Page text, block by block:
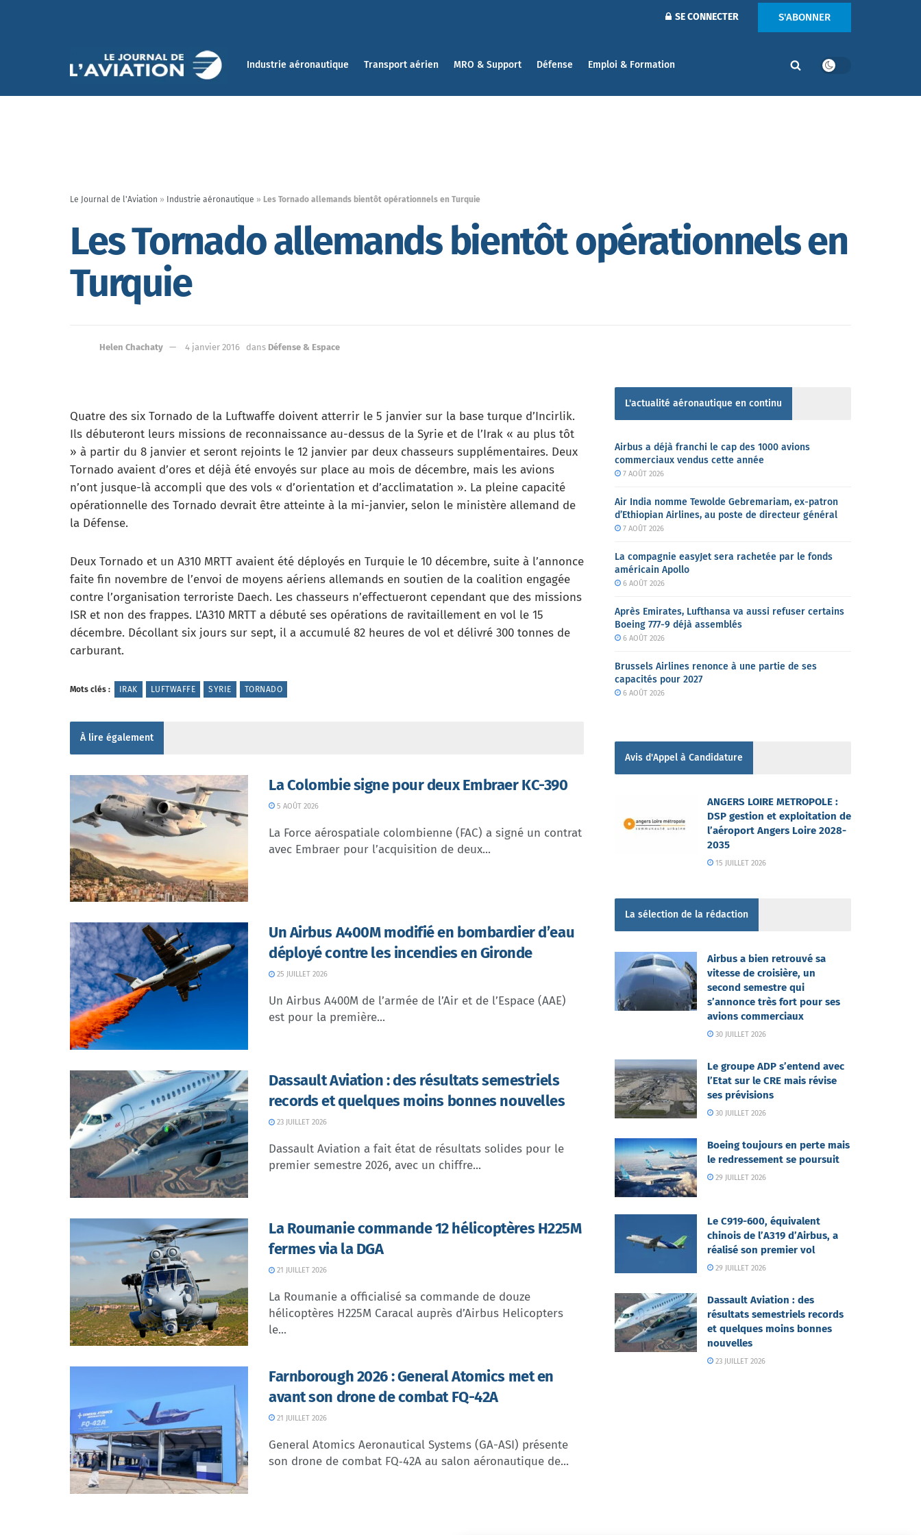
SE CONNECTER S'ABONNER
Industrie aéronautique Transport aérien MRO & Support Défense Emploi & Formation
Le Journal de l'Aviation » Industrie aéronautique » Les Tornado allemands bientôt opérationnels en Turquie
Les Tornado allemands bientôt opérationnels en
Turquie
Helen Chachaty 4 janvier 2016 dans Défense & Espace
Quatre des six Tornado de la Luftwaffe doivent atterrir le 5 janvier sur la base turque d’Incirlik.
Ils débuteront leurs missions de reconnaissance au-dessus de la Syrie et de l’Irak « au plus tôt
» à partir du 8 janvier et seront rejoints le 12 janvier par deux chasseurs supplémentaires. Deux
Tornado avaient d’ores et déjà été envoyés sur place au mois de décembre, mais les avions
n’ont jusque-là accompli que des vols « d’orientation et d’acclimatation ». La pleine capacité
opérationnelle des Tornado devrait être atteinte à la mi-janvier, selon le ministère allemand de
la Défense.
Deux Tornado et un A310 MRTT avaient été déployés en Turquie le 10 décembre, suite à l’annonce
faite fin novembre de l’envoi de moyens aériens allemands en soutien de la coalition engagée
contre l’organisation terroriste Daech. Les chasseurs n’effectueront cependant que des missions
ISR et non des frappes. L’A310 MRTT a débuté ses opérations de ravitaillement en vol le 15
décembre. Décollant six jours sur sept, il a accumulé 82 heures de vol et délivré 300 tonnes de
carburant.
Mots clés : IRAK LUFTWAFFE SYRIE TORNADO
À lire également
La Colombie signe pour deux Embraer KC-390
5 AOÛT 2026
La Force aérospatiale colombienne (FAC) a signé un contrat
avec Embraer pour l’acquisition de deux...
Un Airbus A400M modifié en bombardier d’eau
déployé contre les incendies en Gironde
25 JUILLET 2026
Un Airbus A400M de l’armée de l’Air et de l’Espace (AAE)
est pour la première...
Dassault Aviation : des résultats semestriels
records et quelques moins bonnes nouvelles
23 JUILLET 2026
Dassault Aviation a fait état de résultats solides pour le
premier semestre 2026, avec un chiffre...
La Roumanie commande 12 hélicoptères H225M
fermes via la DGA
21 JUILLET 2026
La Roumanie a officialisé sa commande de douze
hélicoptères H225M Caracal auprès d’Airbus Helicopters
le...
Farnborough 2026 : General Atomics met en
avant son drone de combat FQ-42A
21 JUILLET 2026
General Atomics Aeronautical Systems (GA-ASI) présente
son drone de combat FQ‑42A au salon aéronautique de...
L'actualité aéronautique en continu
Airbus a déjà franchi le cap des 1000 avions
commerciaux vendus cette année
7 AOÛT 2026
Air India nomme Tewolde Gebremariam, ex-patron
d’Ethiopian Airlines, au poste de directeur général
7 AOÛT 2026
La compagnie easyJet sera rachetée par le fonds
américain Apollo
6 AOÛT 2026
Après Emirates, Lufthansa va aussi refuser certains
Boeing 777-9 déjà assemblés
6 AOÛT 2026
Brussels Airlines renonce à une partie de ses
capacités pour 2027
6 AOÛT 2026
Avis d'Appel à Candidature
ANGERS LOIRE METROPOLE :
DSP gestion et exploitation de
l’aéroport Angers Loire 2028-
2035
15 JUILLET 2026
La sélection de la rédaction
Airbus a bien retrouvé sa
vitesse de croisière, un
second semestre qui
s’annonce très fort pour ses
avions commerciaux
30 JUILLET 2026
Le groupe ADP s’entend avec
l’Etat sur le CRE mais révise
ses prévisions
30 JUILLET 2026
Boeing toujours en perte mais
le redressement se poursuit
29 JUILLET 2026
Le C919-600, équivalent
chinois de l’A319 d’Airbus, a
réalisé son premier vol
29 JUILLET 2026
Dassault Aviation : des
résultats semestriels records
et quelques moins bonnes
nouvelles
23 JUILLET 2026